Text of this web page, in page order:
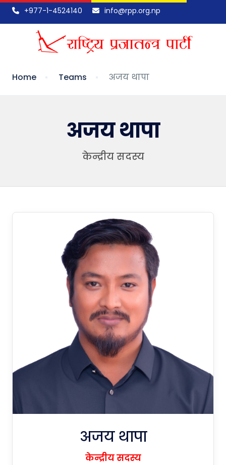
+977-1-4524140 info@rpp.org.np
Home Teams अजय थापा
अजय थापा
केन्द्रीय सदस्य
अजय थापा
केन्द्रीय सदस्य